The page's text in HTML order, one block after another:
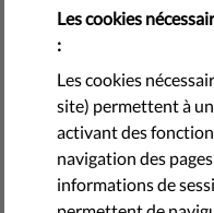
by Eva Simon
Les autoritaristes
aiment s'en prendre aux
révéler leurs
toutes informations
Les cookies
:
Les cookies
site) permettent à
activant des
navigation des
informations de